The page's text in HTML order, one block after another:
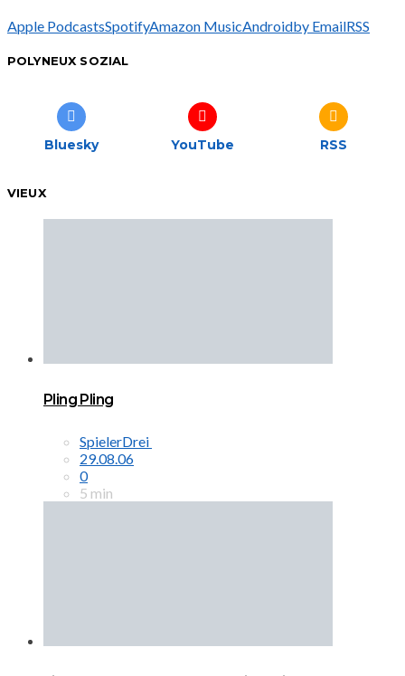
Apple PodcastsSpotifyAmazon MusicAndroidby EmailRSS
POLYNEUX SOZIAL
Bluesky YouTube RSS
VIEUX
Pling Pling
SpielerDrei
29.08.06
0
5 min